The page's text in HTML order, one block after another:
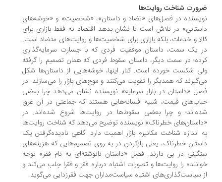
شناخت روایت‌ها
در فصل‌های «تضاد و داستان»، «شخصیت» و «خوشه‌های
در تلاش است تا نشان بدهد اقتصاد نه فقط بازاری برای
و خدمات، بلکه بازاری برای شخصیت‌ها و روایت‌های متضاد است.
یک سمت، داستان موفقیت فردی که با جسارت سرمایه‌گذاری
در سمت دیگر، داستان سقوط فردی که همان تصمیم را گرفته
شکست خورده است. کنار اینها، خوشه‌هایی از داستان‌ها شکل
که همدیگر را تقویت می‌کنند و موج‌های بازار را می‌سازند. در
«داستان در بازار سرمایه» نویسنده نشان می‌دهد چرا بعضی
قیمت، شبیه افسانه‌هایی هستند که جماعتی در آن غرق
و چرا بعضی سقوط‌ها در روایت‌ها شروع شده‌اند. در
خطرناک» نویسنده توضیح می‌دهد که شناخت روایت‌ها
اندازه شناخت مکانیزم بازار اهمیت دارد. گاهی نادیده‌گرفتن یک
خطرناک، یعنی بازکردن در به روی تصمیم‌هایی که هزینه‌های
در پی دارند. فصل «داستان نانوشته‌ای به نام فقر» توجه
را روایت‌ها و تصورات اشتباه درباره فقر و فقرا جلب می‌کند و
سیاست‌گذاری‌های اشتباه سیاست‌مداران جهت فقرزدایی می‌گوید.